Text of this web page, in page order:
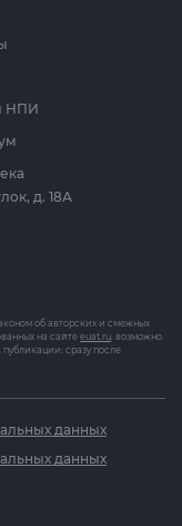
НПИ
д. 18А
об авторских и смежных
на сайте euat.ru, возможно
сразу после
данных
данных